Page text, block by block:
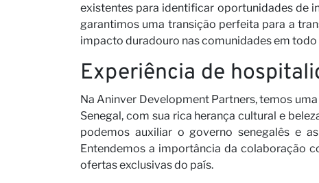
existentes para identificar oportunidades de
garantimos uma transição perfeita para a
impacto duradouro nas comunidades em todo
Experiência de
Na Aninver Development Partners, temos
Senegal, com sua rica herança cultural e
podemos auxiliar o governo senegalês e
Entendemos a importância da colaboração
ofertas exclusivas do país.